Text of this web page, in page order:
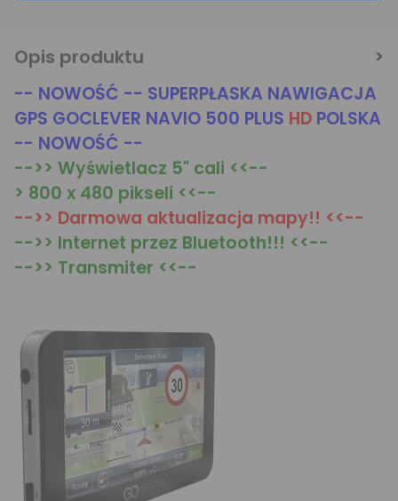
Opis produktu
-- NOWOŚĆ -- SUPERPŁASKA NAWIGACJA
GPS GOCLEVER NAVIO 500 PLUS HD POLSKA
-- NOWOŚĆ --
-->> Wyświetlacz 5" cali <<--
> 800 x 480 pikseli <<--
-->> Darmowa aktualizacja mapy!! <<--
-->> Internet przez Bluetooth!!! <<--
-->> Transmiter <<--